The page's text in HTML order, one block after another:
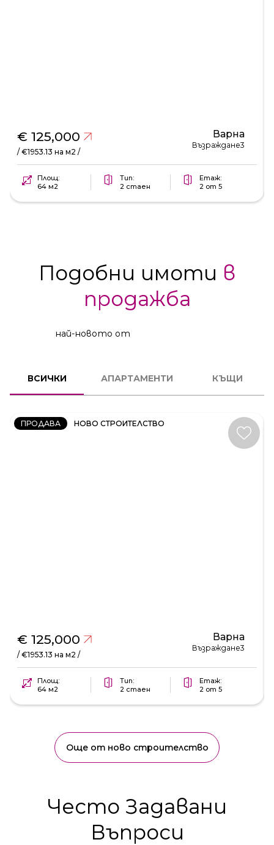
€ 125,000
/ €1953.13 на м2 /
Варна
Възраждане3
Площ:
64 м2
Тип:
2 стаен
Етаж:
2 от 5
Подобни имоти в
продажба
най-новото от
ВСИЧКИ АПАРТАМЕНТИ КЪЩИ
ПРОДАВА НОВО СТРОИТЕЛСТВО
СТАЕН
КОД:
231606
€ 125,000
/ €1953.13 на м2 /
Варна
Възраждане3
Площ:
64 м2
Тип:
2 стаен
Етаж:
2 от 5
Още от ново строителство
Често Задавани
Въпроси